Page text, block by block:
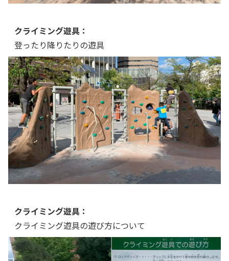
クライミング遊具：
登ったり降りたりの遊具
クライミング遊具：
クライミング遊具の遊び方について